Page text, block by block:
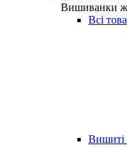
Вишиванки
Всі
Вишиті